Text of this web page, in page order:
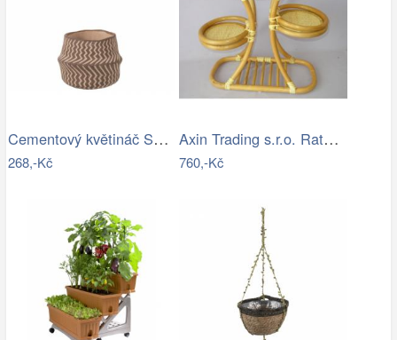
Cementový květináč Squares béžovo hnědý…
268,-Kč
Axin Trading s.r.o. Ratanový stojánek…
760,-Kč